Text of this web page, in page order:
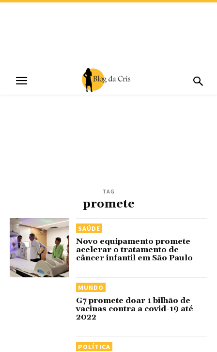
TAG
promete
SAÚDE
Novo equipamento promete
acelerar o tratamento de
câncer infantil em São Paulo
MUNDO
G7 promete doar 1 bilhão de
vacinas contra a covid-19 até
2022
POLÍTICA